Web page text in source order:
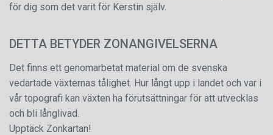
för dig som det varit för Kerstin själv.
DETTA BETYDER ZONANGIVELSERNA
Det finns ett genomarbetat material om de svenska
vedartade växternas tålighet. Hur långt upp i landet och var i
vår topografi kan växten ha förutsättningar för att utvecklas
och bli långlivad.
Upptäck Zonkartan!